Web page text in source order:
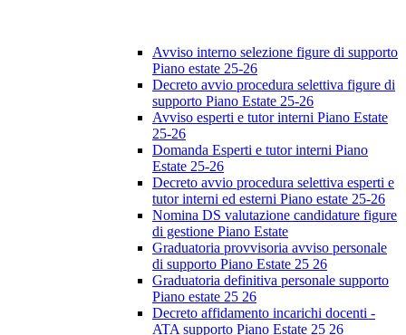
Avviso interno selezione figure di supporto
Piano estate 25-26
Decreto avvio procedura selettiva figure di
supporto Piano Estate 25-26
Avviso esperti e tutor interni Piano Estate
25-26
Domanda Esperti e tutor interni Piano
Estate 25-26
Decreto avvio procedura selettiva esperti e
tutor interni ed esterni Piano estate 25-26
Nomina DS valutazione candidature figure
di gestione Piano Estate
Graduatoria provvisoria avviso personale
di supporto Piano Estate 25 26
Graduatoria definitiva personale supporto
Piano estate 25 26
Decreto affidamento incarichi docenti -
ATA supporto Piano Estate 25 26